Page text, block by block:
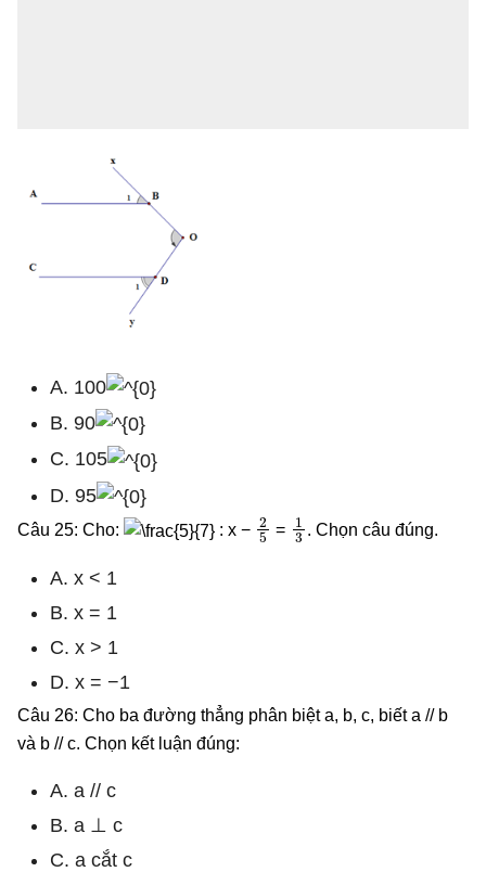
A. 100
B. 90
C. 105
D. 95
Câu 25: Cho: : x −
2
=
1
. Chọn câu đúng.
A. x < 1
B. x = 1
C. x > 1
D. x = −1
Câu 26: Cho ba đường thẳng phân biệt a, b, c, biết a // b
và b // c. Chọn kết luận đúng:
A. a // c
B. a ⊥ c
C. a cắt c